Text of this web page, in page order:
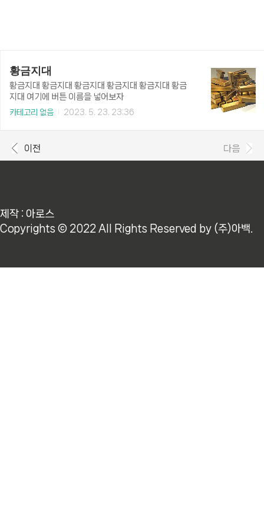
황금지대
황금지대 황금지대 황금지대 황금지대 황금지대 황금
지대 여기에 버튼 이름을 넣어보자
카테고리 없음 2023. 5. 23. 23:36
이전 다음
제작 : 아로스
Copyrights © 2022 All Rights Reserved by (주)아백.